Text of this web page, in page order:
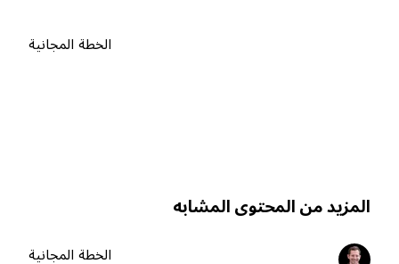
الخطة المجانية
من المحتوى المشابه
الخطة المجانية